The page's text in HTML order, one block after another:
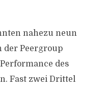
nahezu neun
der Peergroup
des
Fast zwei Drittel